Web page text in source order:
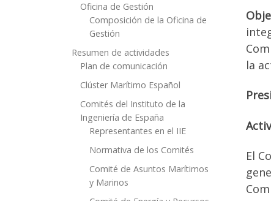
la
El
Oficina de Gestión
Composición de la Oficina de
Gestión
Resumen de actividades
Plan de comunicación
Clúster Marítimo Español
Comités del Instituto de la
Ingeniería de España
Representantes en el IIE
Normativa de los Comités
Comité de Asuntos Marítimos
y Marinos